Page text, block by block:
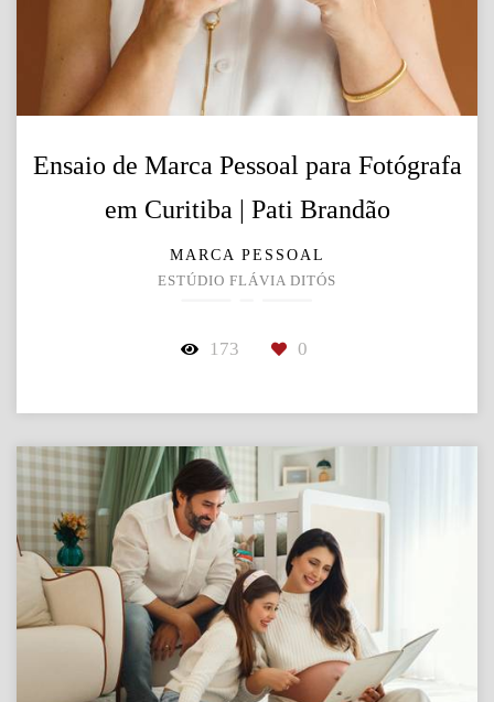
Ensaio de Marca Pessoal para Fotógrafa
em Curitiba | Pati Brandão
MARCA PESSOAL
ESTÚDIO FLÁVIA DITÓS
173 0